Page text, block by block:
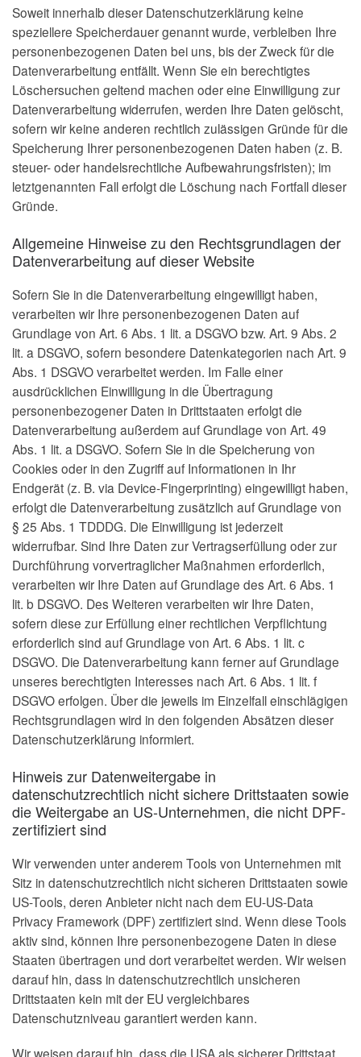
Soweit innerhalb dieser Datenschutzerklärung keine
speziellere Speicherdauer genannt wurde, verbleiben Ihre
personenbezogenen Daten bei uns, bis der Zweck für die
Datenverarbeitung entfällt. Wenn Sie ein berechtigtes
Löschersuchen geltend machen oder eine Einwilligung zur
Datenverarbeitung widerrufen, werden Ihre Daten gelöscht,
sofern wir keine anderen rechtlich zulässigen Gründe für die
Speicherung Ihrer personenbezogenen Daten haben (z. B.
steuer- oder handelsrechtliche Aufbewahrungsfristen); im
letztgenannten Fall erfolgt die Löschung nach Fortfall dieser
Gründe.
Allgemeine Hinweise zu den Rechtsgrundlagen der
Datenverarbeitung auf dieser Website
Sofern Sie in die Datenverarbeitung eingewilligt haben,
verarbeiten wir Ihre personenbezogenen Daten auf
Grundlage von Art. 6 Abs. 1 lit. a DSGVO bzw. Art. 9 Abs. 2
lit. a DSGVO, sofern besondere Datenkategorien nach Art. 9
Abs. 1 DSGVO verarbeitet werden. Im Falle einer
ausdrücklichen Einwilligung in die Übertragung
personenbezogener Daten in Drittstaaten erfolgt die
Datenverarbeitung außerdem auf Grundlage von Art. 49
Abs. 1 lit. a DSGVO. Sofern Sie in die Speicherung von
Cookies oder in den Zugriff auf Informationen in Ihr
Endgerät (z. B. via Device-Fingerprinting) eingewilligt haben,
erfolgt die Datenverarbeitung zusätzlich auf Grundlage von
§ 25 Abs. 1 TDDDG. Die Einwilligung ist jederzeit
widerrufbar. Sind Ihre Daten zur Vertragserfüllung oder zur
Durchführung vorvertraglicher Maßnahmen erforderlich,
verarbeiten wir Ihre Daten auf Grundlage des Art. 6 Abs. 1
lit. b DSGVO. Des Weiteren verarbeiten wir Ihre Daten,
sofern diese zur Erfüllung einer rechtlichen Verpflichtung
erforderlich sind auf Grundlage von Art. 6 Abs. 1 lit. c
DSGVO. Die Datenverarbeitung kann ferner auf Grundlage
unseres berechtigten Interesses nach Art. 6 Abs. 1 lit. f
DSGVO erfolgen. Über die jeweils im Einzelfall einschlägigen
Rechtsgrundlagen wird in den folgenden Absätzen dieser
Datenschutzerklärung informiert.
Hinweis zur Datenweitergabe in
datenschutzrechtlich nicht sichere Drittstaaten sowie
die Weitergabe an US-Unternehmen, die nicht DPF-
zertifiziert sind
Wir verwenden unter anderem Tools von Unternehmen mit
Sitz in datenschutzrechtlich nicht sicheren Drittstaaten sowie
US-Tools, deren Anbieter nicht nach dem EU-US-Data
Privacy Framework (DPF) zertifiziert sind. Wenn diese Tools
aktiv sind, können Ihre personenbezogene Daten in diese
Staaten übertragen und dort verarbeitet werden. Wir weisen
darauf hin, dass in datenschutzrechtlich unsicheren
Drittstaaten kein mit der EU vergleichbares
Datenschutzniveau garantiert werden kann.
Wir weisen darauf hin, dass die USA als sicherer Drittstaat